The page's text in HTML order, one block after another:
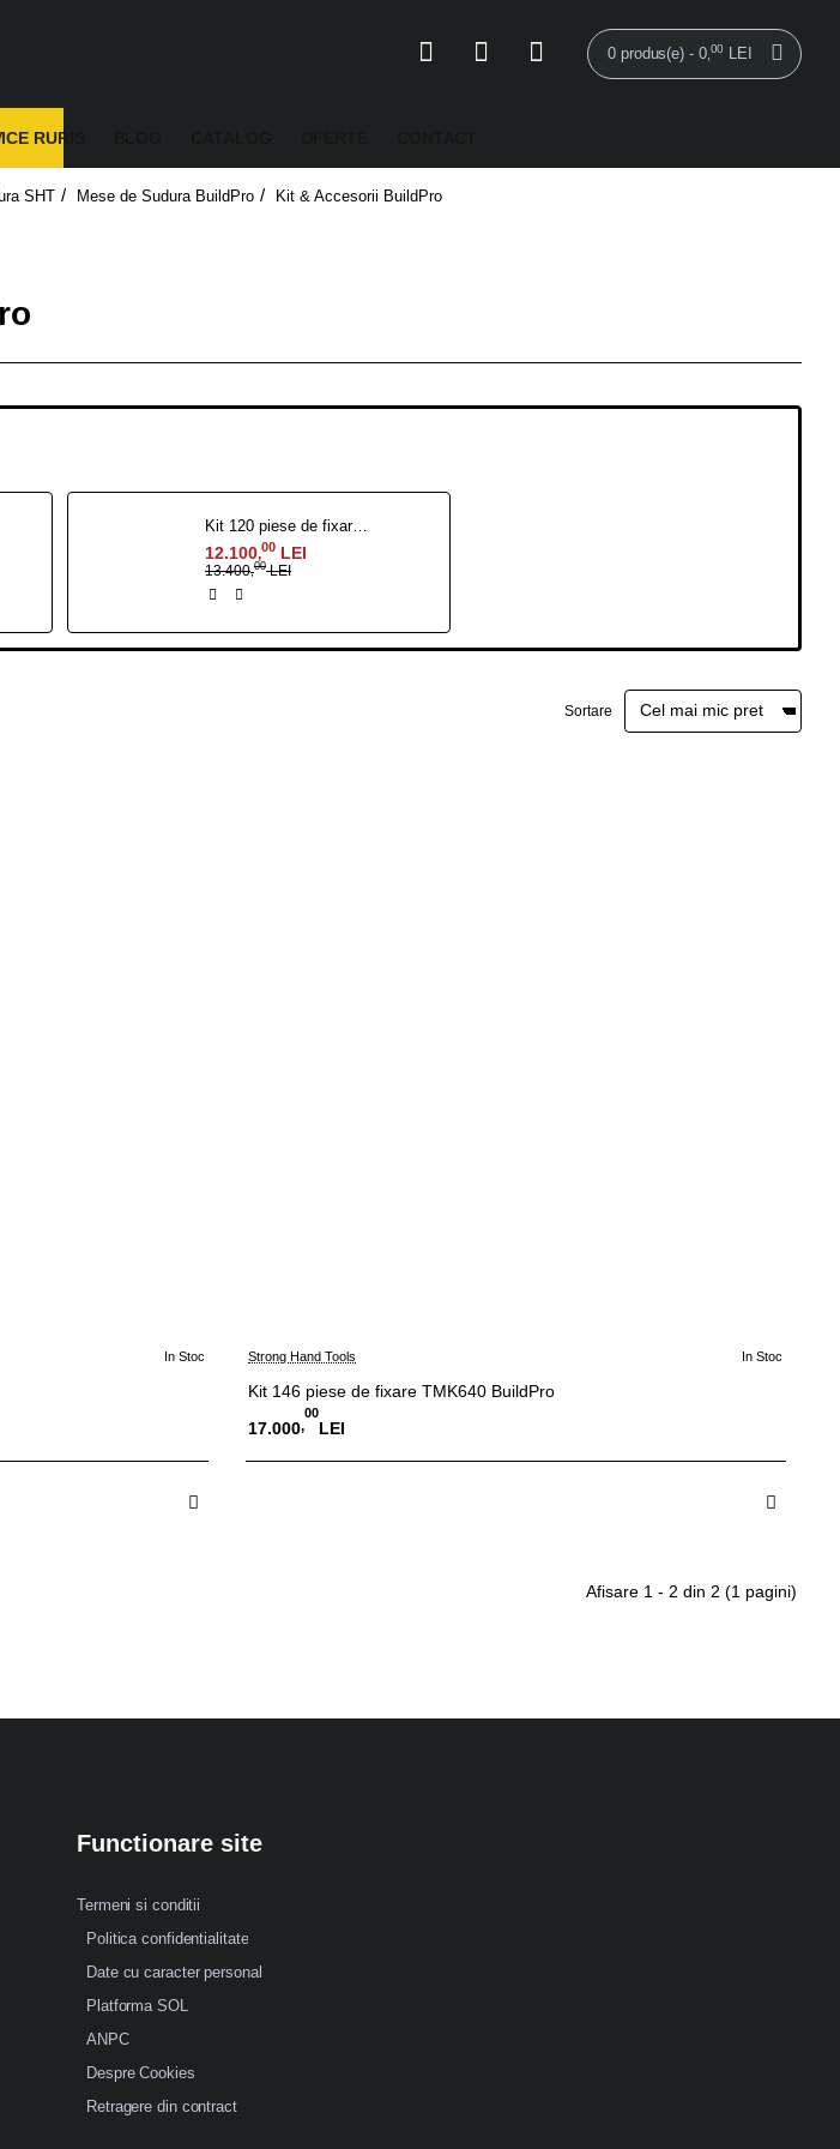
0 produs(e) - 0, 00 LEI
RURIS
SHT Mese de Sudura BuildPro Kit & Accesorii BuildPro
Kit 120 piese de fixare TMK630 BuildPro
12.100,00 LEI
13.400,00LEI
Sortare
-10%
In Stoc Strong Hand Tools In Stoc
Kit 146 piese de fixare TMK640 BuildPro
17.000,
00
LEI
Afisare 1 - 2 din 2 (1 pagini)
Functionare site
Termeni si conditii
Politica confidentialitate
Date cu caracter personal
Platforma SOL
ANPC
Despre Cookies
Retragere din contract